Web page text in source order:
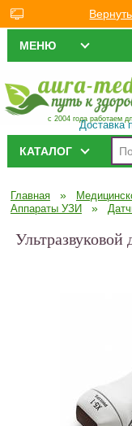
МЕНЮ
с 2004 года работаем
Доставка
КАТАЛОГ
Главная »
Аппараты УЗИ »